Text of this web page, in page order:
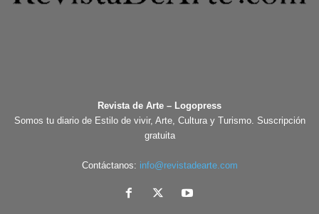
Revista de Arte – Logopress
Somos tu diario de Estilo de vivir, Arte, Cultura y Turismo. Suscripción
gratuita
Contáctanos: info@revistadearte.com